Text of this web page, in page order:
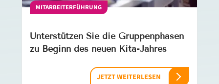
MITARBEITERFÜHRUNG
Unterstützen Sie die Gruppenphasen
zu Beginn des neuen Kita-­Jahres
JETZT WEITERLESEN